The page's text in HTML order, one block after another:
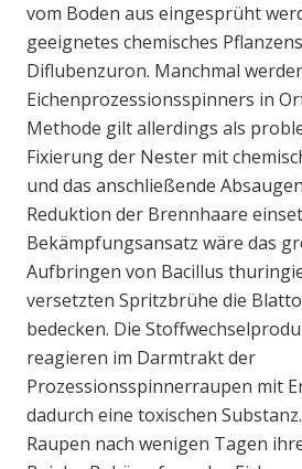
vom Boden aus eingesprüht
geeignetes chemisches
Diflubenzuron. Manchmal
Eichenprozessionsspinners in
Methode gilt allerdings als
Fixierung der Nester mit
und das anschließende
Reduktion der Brennhaare
Bekämpfungsansatz wäre das
Aufbringen von Bacillus
versetzten Spritzbrühe die
bedecken. Die
reagieren im Darmtrakt der
Prozessionsspinnerraupen mit
dadurch eine toxischen
Raupen nach wenigen Tagen